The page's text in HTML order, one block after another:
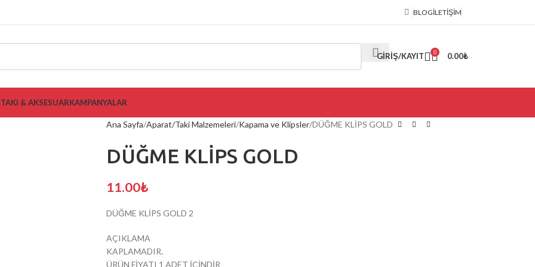
BLOGİLETIŞIM
GIRIŞ/KAYIT 0 0.00₺
TAKI & AKSESUARKAMPANYALAR
Ana Sayfa Aparat/Taki Malzemeleri Kapama ve Klipsler DÜĞME KLİPS GOLD
DÜĞME KLİPS GOLD
11.00₺
DÜĞME KLİPS GOLD 2
AÇIKLAMA
KAPLAMADIR.
ÜRÜN FİYATI 1 ADET İÇİNDİR